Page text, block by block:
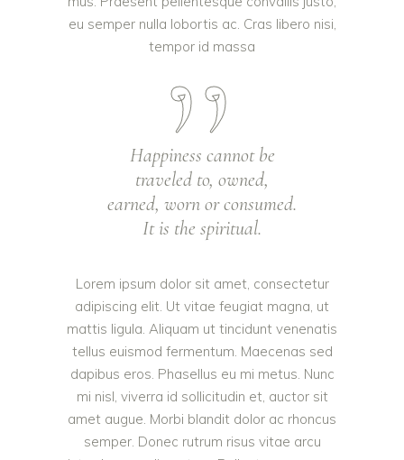
eu semper nulla lobortis ac. Cras libero nisi,
tempor id massa
Happiness cannot be
traveled to, owned,
earned, worn or consumed.
It is the spiritual.
Lorem ipsum dolor sit amet, consectetur
adipiscing elit. Ut vitae feugiat magna, ut
mattis ligula. Aliquam ut tincidunt venenatis
tellus euismod fermentum. Maecenas sed
dapibus eros. Phasellus eu mi metus. Nunc
mi nisl, viverra id sollicitudin et, auctor sit
amet augue. Morbi blandit dolor ac rhoncus
semper. Donec rutrum risus vitae arcu